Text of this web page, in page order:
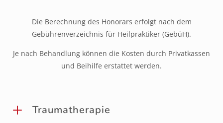
Die Berechnung des Honorars erfolgt nach dem
Gebührenverzeichnis für Heilpraktiker (GebüH).
Je nach Behandlung können die Kosten durch Privatkassen
und Beihilfe erstattet werden.
L Traumatherapie